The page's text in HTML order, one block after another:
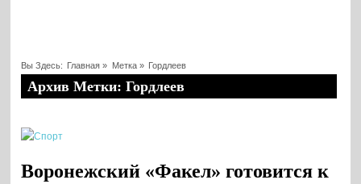
Вы Здесь: Главная » Метка » Гордлеев
Архив Метки: Гордлеев
Воронежский «Факел» готовится к